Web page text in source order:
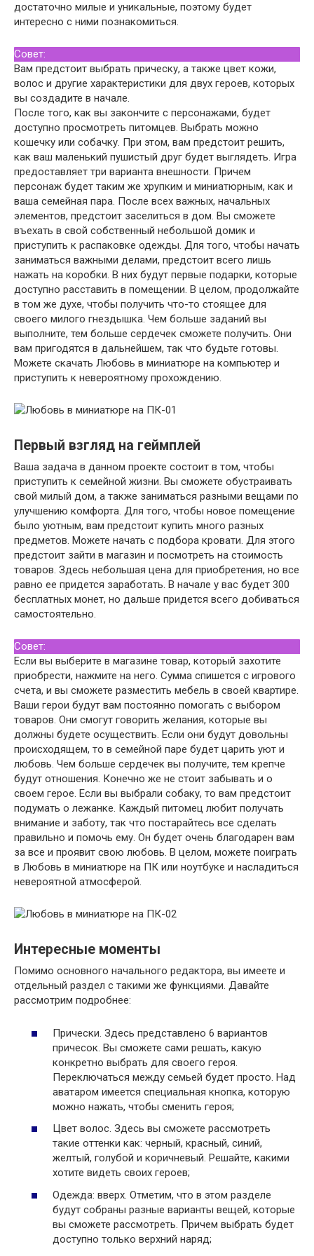
достаточно милые и уникальные, поэтому будет
интересно с ними познакомиться.
Совет:
Вам предстоит выбрать прическу, а также цвет кожи,
волос и другие характеристики для двух героев, которых
вы создадите в начале.
После того, как вы закончите с персонажами, будет
доступно просмотреть питомцев. Выбрать можно
кошечку или собачку. При этом, вам предстоит решить,
как ваш маленький пушистый друг будет выглядеть. Игра
предоставляет три варианта внешности. Причем
персонаж будет таким же хрупким и миниатюрным, как и
ваша семейная пара. После всех важных, начальных
элементов, предстоит заселиться в дом. Вы сможете
въехать в свой собственный небольшой домик и
приступить к распаковке одежды. Для того, чтобы начать
заниматься важными делами, предстоит всего лишь
нажать на коробки. В них будут первые подарки, которые
доступно расставить в помещении. В целом, продолжайте
в том же духе, чтобы получить что-то стоящее для
своего милого гнездышка. Чем больше заданий вы
выполните, тем больше сердечек сможете получить. Они
вам пригодятся в дальнейшем, так что будьте готовы.
Можете скачать Любовь в миниатюре на компьютер и
приступить к невероятному прохождению.
Первый взгляд на геймплей
Ваша задача в данном проекте состоит в том, чтобы
приступить к семейной жизни. Вы сможете обустраивать
свой милый дом, а также заниматься разными вещами по
улучшению комфорта. Для того, чтобы новое помещение
было уютным, вам предстоит купить много разных
предметов. Можете начать с подбора кровати. Для этого
предстоит зайти в магазин и посмотреть на стоимость
товаров. Здесь небольшая цена для приобретения, но все
равно ее придется заработать. В начале у вас будет 300
бесплатных монет, но дальше придется всего добиваться
самостоятельно.
Совет:
Если вы выберите в магазине товар, который захотите
приобрести, нажмите на него. Сумма спишется с игрового
счета, и вы сможете разместить мебель в своей квартире.
Ваши герои будут вам постоянно помогать с выбором
товаров. Они смогут говорить желания, которые вы
должны будете осуществить. Если они будут довольны
происходящем, то в семейной паре будет царить уют и
любовь. Чем больше сердечек вы получите, тем крепче
будут отношения. Конечно же не стоит забывать и о
своем герое. Если вы выбрали собаку, то вам предстоит
подумать о лежанке. Каждый питомец любит получать
внимание и заботу, так что постарайтесь все сделать
правильно и помочь ему. Он будет очень благодарен вам
за все и проявит свою любовь. В целом, можете поиграть
в Любовь в миниатюре на ПК или ноутбуке и насладиться
невероятной атмосферой.
Интересные моменты
Помимо основного начального редактора, вы имеете и
отдельный раздел с такими же функциями. Давайте
рассмотрим подробнее:
Прически. Здесь представлено 6 вариантов
причесок. Вы сможете сами решать, какую
конкретно выбрать для своего героя.
Переключаться между семьей будет просто. Над
аватаром имеется специальная кнопка, которую
можно нажать, чтобы сменить героя;
Цвет волос. Здесь вы сможете рассмотреть
такие оттенки как: черный, красный, синий,
желтый, голубой и коричневый. Решайте, какими
хотите видеть своих героев;
Одежда: вверх. Отметим, что в этом разделе
будут собраны разные варианты вещей, которые
вы сможете рассмотреть. Причем выбрать будет
доступно только верхний наряд;